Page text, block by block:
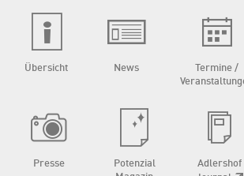
Übersicht News
Termine /
Presse
Potenzial
Adlershof